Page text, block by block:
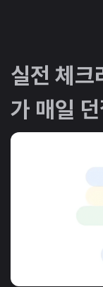
실전 체크
가 매일